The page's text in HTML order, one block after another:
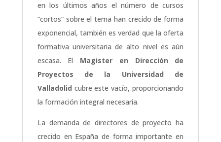
en los últimos años el número de cursos
“cortos” sobre el tema han crecido de forma
exponencial, también es verdad que la oferta
formativa universitaria de alto nivel es aún
escasa. El Magister en Dirección de
Proyectos de la Universidad de
Valladolid cubre este vacío, proporcionando
la formación integral necesaria.
La demanda de directores de proyecto ha
crecido en España de forma importante en